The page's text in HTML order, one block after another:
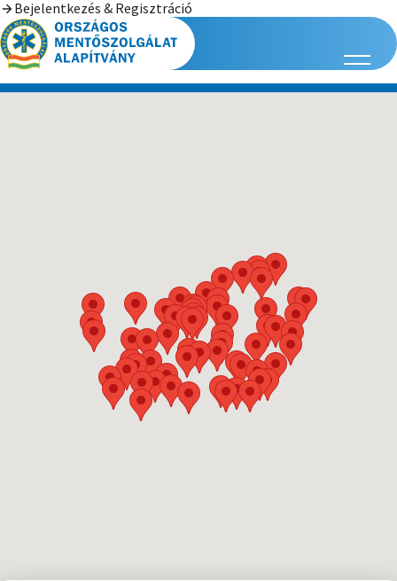
Bejelentkezés & Regisztráció